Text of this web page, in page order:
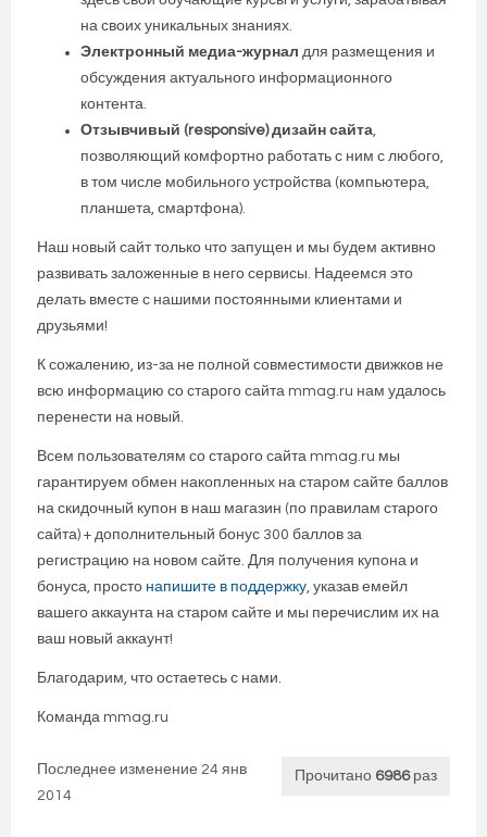
на своих уникальных знаниях.
Электронный медиа-журнал для размещения и
обсуждения актуального информационного
контента.
Отзывчивый (responsive) дизайн сайта
позволяющий комфортно работать с ним с любого,
в том числе мобильного устройства (компьютера,
планшета, смартфона).
Наш новый сайт только что запущен и мы будем активно
развивать заложенные в него сервисы. Надеемся это
делать вместе с нашими постоянными клиентами и
друзьями!
К сожалению, из-за не полной совместимости движков не
всю информацию со старого сайта mmag.ru нам удалось
перенести на новый.
Всем пользователям со старого сайта mmag.ru мы
гарантируем обмен накопленных на старом сайте баллов
на скидочный купон в наш магазин (по правилам старого
сайта) + дополнительный бонус 300 баллов за
регистрацию на новом сайте. Для получения купона и
бонуса, просто напишите в поддержку , указав емейл
вашего аккаунта на старом сайте и мы перечислим их на
ваш новый аккаунт!
Благодарим, что остаетесь с нами.
Команда mmag.ru
Прочитано 6986раз
Последнее изменение 24 янв
2014